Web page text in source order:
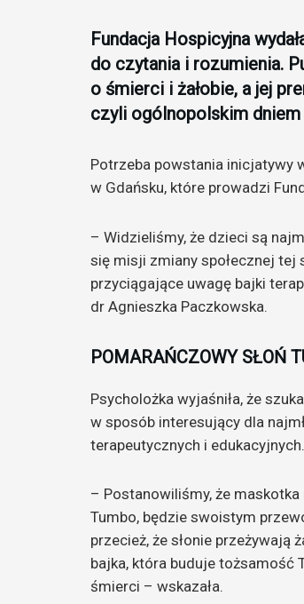
Fundacja Hospicyjna
do czytania i rozumienia.
o śmierci i żałobie, a jej
czyli ogólnopolskim
Potrzeba powstania inicjatywy
w Gdańsku, które prowadzi
– Widzieliśmy, że dzieci są
się misji zmiany społecznej
przyciągające uwagę bajki
dr Agnieszka Paczkowska.
POMARAŃCZOWY SŁOŃ
Psycholożka wyjaśniła, że
w sposób interesujący dla
terapeutycznych i edukacyjnych.
– Postanowiliśmy, że
Tumbo, będzie swoistym
przecież, że słonie przeżywają
bajka, która buduje tożsamość
śmierci – wskazała.